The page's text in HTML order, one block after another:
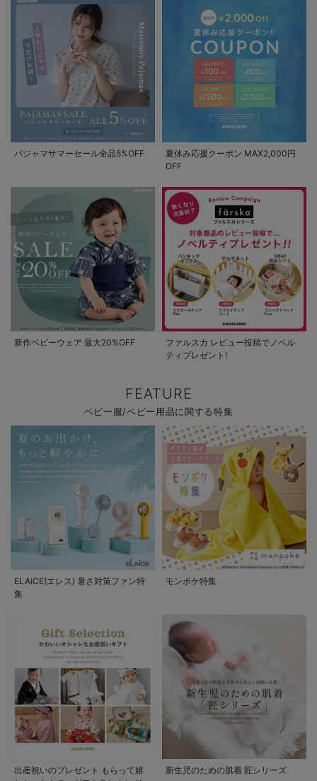
パジャマサマーセール全品5%OFF
夏休み応援クーポン MAX2,000円
OFF
新作ベビーウェア 最大20%OFF
ファルスカ レビュー投稿でノベル
ティプレゼント!
FEATURE
ベビー服/ベビー用品に関する特集
ELAiCE(エレス) 暑さ対策ファン特
集
モンポケ特集
出産祝いのプレゼント もらって嬉
新生児のための肌着 匠シリーズ